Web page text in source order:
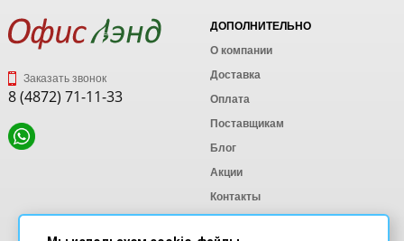
Заказать звонок
8 (4872) 71-11-33
ДОПОЛНИТЕЛЬНО
О компании
Доставка
Оплата
Поставщикам
Блог
Акции
Контакты